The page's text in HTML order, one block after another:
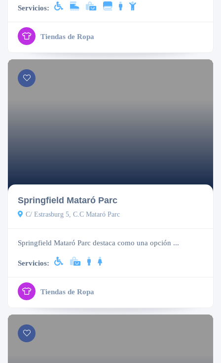
Servicios:
Tiendas de Ropa
Springfield Mataró Parc
C/ Estrasburg 5, C.C Mataró Parc
Springfield Mataró Parc destaca como una opción ...
Servicios:
Tiendas de Ropa